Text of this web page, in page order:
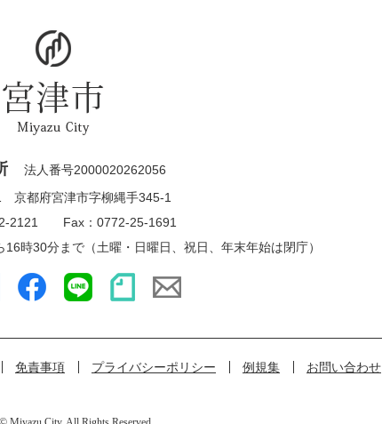
免責事項 プライバシーポリシー 例規集 お問い合わせ
法人番号2000020262056
京都府宮津市字柳縄手345-1
2121 Fax：0772-25-1691
時30分まで（土曜・日曜日、祝日、年末年始は閉庁）